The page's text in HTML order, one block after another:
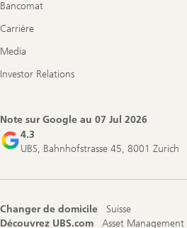
Bancomat
Carrière
Media
Investor Relations
Note sur Google au 07 Jul 2026
4.3
UBS, Bahnhofstrasse 45, 8001 Zurich
Changer de domicile
Suisse
Découvrez UBS.com
Asset Management